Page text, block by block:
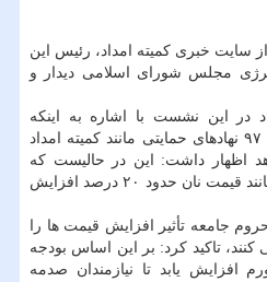
سایت خبری كمیته امداد، رئیس این
انرژی مجلس شورای اسلامی دیدار و
در این نشست با اشاره به اینكه
مجلس قرار است بودجه سال ۹۷ نهادهای حمایتی مانند كمیته امداد
دهد اظهار داشت: این در حالیست كه
قیمت برخی كالاهای ضروری مانند قیمت نان حدود ۲۰ درصد افزایش
جامعه تأثیر افزایش قیمت ها را
تاكید كرد: بر این اساس بودجه
افزایش یابد تا نیازمندان صدمه